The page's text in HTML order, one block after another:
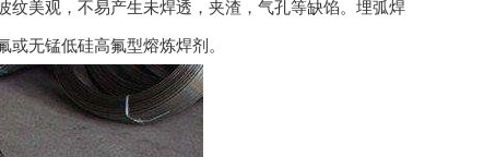
纹美观，不易产生未焊透，夹渣，气孔等缺馅。埋弧焊
无锰低硅高氟型熔炼焊剂。